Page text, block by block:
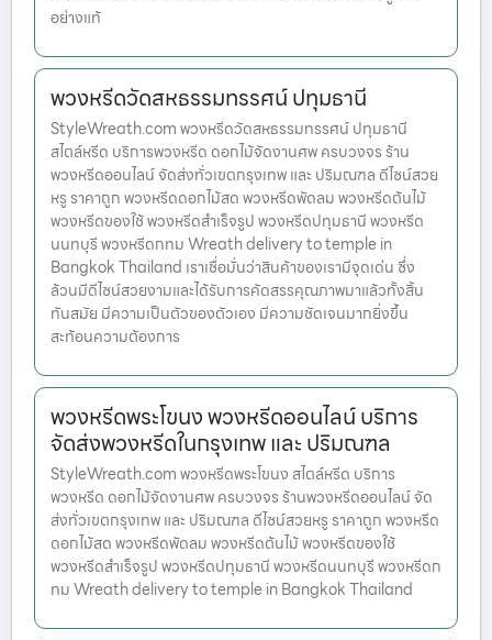
อย่างแท้
พวงหรีดวัดสหธรรมทรรศน์ ปทุมธานี
StyleWreath.com พวงหรีดวัดสหธรรมทรรศน์ ปทุมธานี
สไตล์หรีด บริการพวงหรีด ดอกไม้จัดงานศพ ครบวงจร ร้าน
พวงหรีดออนไลน์ จัดส่งทั่วเขตกรุงเทพ และ ปริมณฑล ดีไซน์สวย
หรู ราคาถูก พวงหรีดดอกไม้สด พวงหรีดพัดลม พวงหรีดต้นไม้
พวงหรีดของใช้ พวงหรีดสำเร็จรูป พวงหรีดปทุมธานี พวงหรีด
นนทบุรี พวงหรีดกทม Wreath delivery to temple in
Bangkok Thailand เราเชื่อมั่นว่าสินค้าของเรามีจุดเด่น ซึ่ง
ล้วนมีดีไซน์สวยงามและได้รับการคัดสรรคุณภาพมาแล้วทั้งสิ้น
ทันสมัย มีความเป็นตัวของตัวเอง มีความชัดเจนมากยิ่งขึ้น
สะท้อนความต้องการ
พวงหรีดพระโขนง พวงหรีดออนไลน์ บริการ
จัดส่งพวงหรีดในกรุงเทพ และ ปริมณฑล
StyleWreath.com พวงหรีดพระโขนง สไตล์หรีด บริการ
พวงหรีด ดอกไม้จัดงานศพ ครบวงจร ร้านพวงหรีดออนไลน์ จัด
ส่งทั่วเขตกรุงเทพ และ ปริมณฑล ดีไซน์สวยหรู ราคาถูก พวงหรีด
ดอกไม้สด พวงหรีดพัดลม พวงหรีดต้นไม้ พวงหรีดของใช้
พวงหรีดสำเร็จรูป พวงหรีดปทุมธานี พวงหรีดนนทบุรี พวงหรีดก
ทม Wreath delivery to temple in Bangkok Thailand